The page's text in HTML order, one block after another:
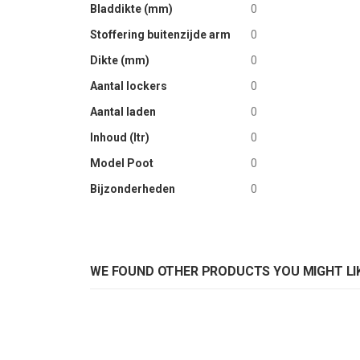
Bladdikte (mm)
0
Stoffering buitenzijde arm
0
Dikte (mm)
0
Aantal lockers
0
Aantal laden
0
Inhoud (ltr)
0
Model Poot
0
Bijzonderheden
0
WE FOUND OTHER PRODUCTS YOU MIGHT